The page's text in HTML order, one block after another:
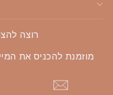
רוצה
מוזמנת להכניס את